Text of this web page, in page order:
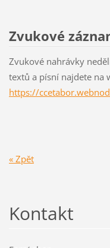
Zvukové
Zvukové nahrávky
textů a písní najdete na
https://
« Zpět
Kontakt